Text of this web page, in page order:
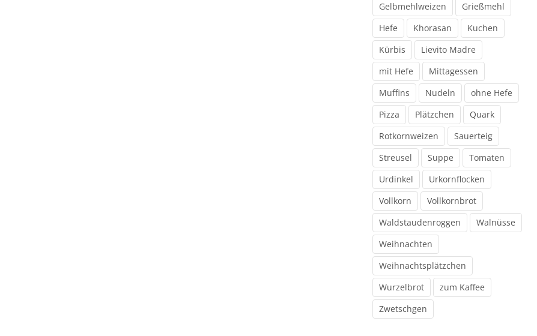
Gelbmehlweizen
Grießmehl
Hefe
Khorasan
Kuchen
Kürbis
Lievito Madre
mit Hefe
Mittagessen
Muffins
Nudeln
ohne Hefe
Pizza
Plätzchen
Quark
Rotkornweizen
Sauerteig
Streusel
Suppe
Tomaten
Urdinkel
Urkornflocken
Vollkorn
Vollkornbrot
Waldstaudenroggen
Walnüsse
Weihnachten
Weihnachtsplätzchen
Wurzelbrot
zum Kaffee
Zwetschgen